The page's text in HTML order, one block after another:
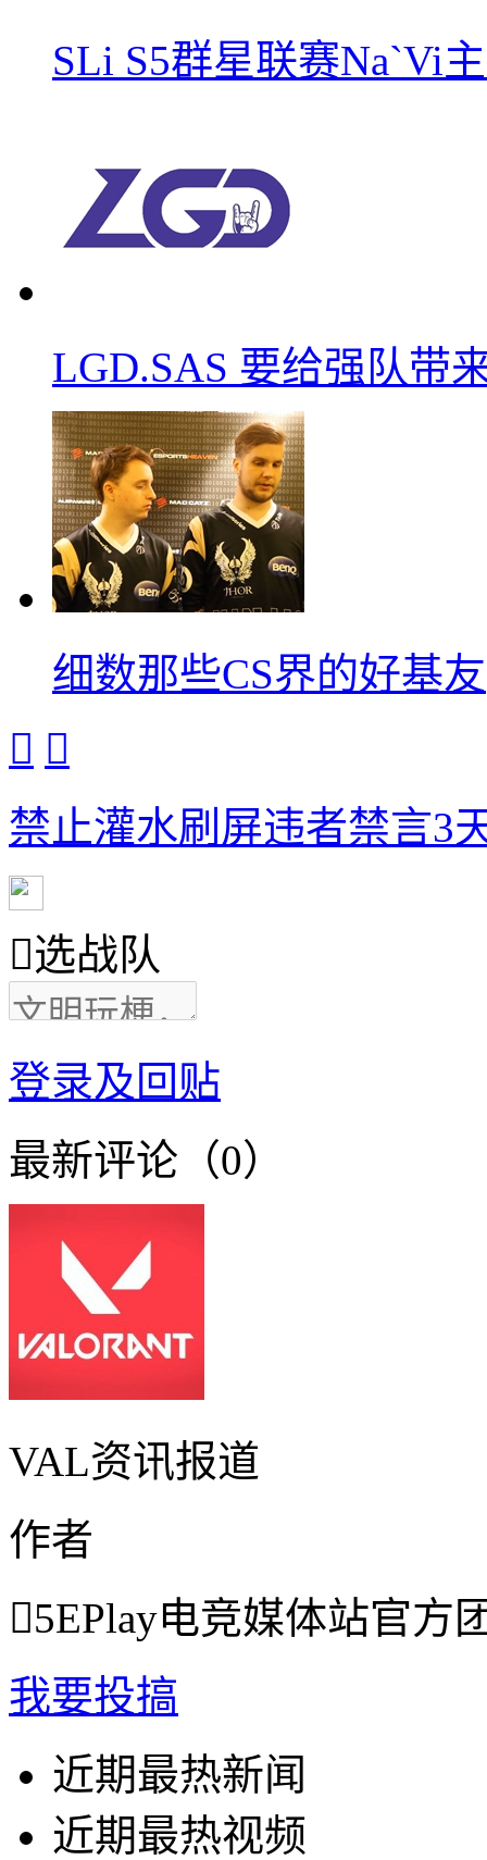
SLi S5群星联赛Na`Vi
LGD.SAS 要给强队带
细数那些CS界的好基友
 
禁止灌水刷屏违者禁言3
选战队
登录及回贴
最新评论（0）
VAL资讯报道
作者
5EPlay电竞媒体站官方
我要投搞
近期最热新闻
近期最热视频